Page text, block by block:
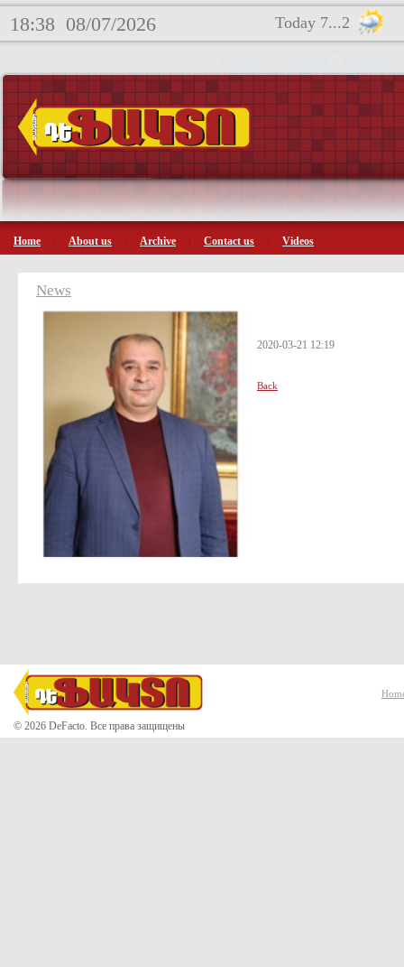
18:38 08/07/2026 Today 7...2
Home About us Archive Contact us Videos
News
2020-03-21 12:19
Back
© 2026 DeFacto. Все права защищены